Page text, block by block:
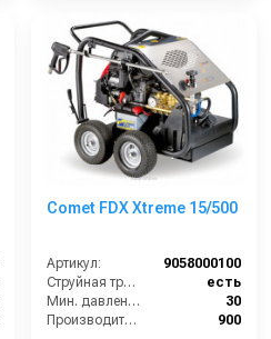
Comet FDX Xtreme 15/500
Артикул:
9058000100
Струйная трубка (копьё):
есть
Мин. давление (бар):
30
Производительность (л/ч):
900